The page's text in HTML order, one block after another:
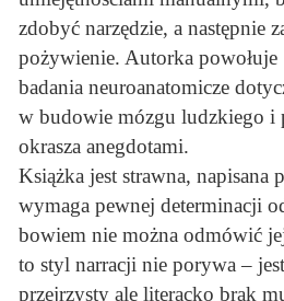
zdobyć narzędzie, a następnie
pożywienie. Autorka
badania neuroanatomicze
w budowie mózgu ludzkiego i
okrasza anegdotami.
Książka jest strawna, napisana
wymaga pewnej determinacji
bowiem nie można odmówić
to styl narracji nie porywa –
przejrzysty ale literacko brak